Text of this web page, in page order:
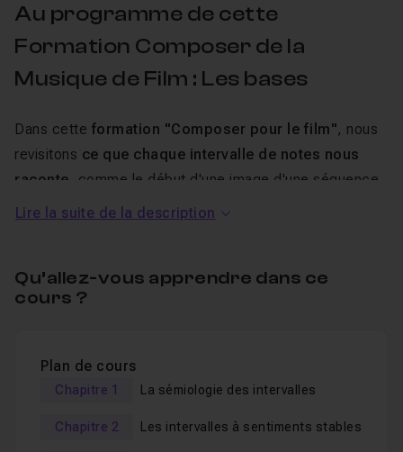
Au programme de cette
Formation Composer de la
Musique de Film : Les bases
Dans cette formation "Composer pour le film", nous
revisitons ce que chaque intervalle de notes nous
raconte , comme le début d'une image d'une séquence
de film.
suivantes :
Créer un thème de musique de film sur 3 notes
Gérer une session de musique de film avec Logic Pro
Lire la suite de la description
Qu’allez-vous apprendre dans ce
cours ?
Plan de cours
Chapitre 1 La sémiologie des intervalles
Chapitre 2 Les intervalles à sentiments stables